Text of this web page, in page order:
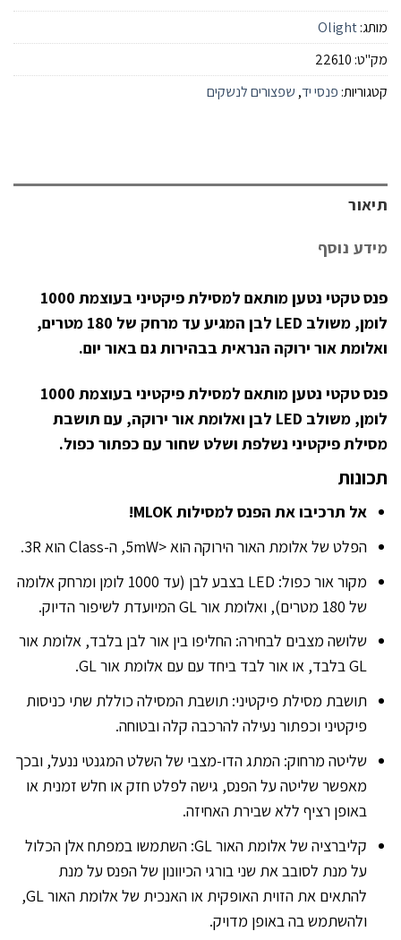
מותג:Olight
מק"ט: 22610
קטגוריות: פנסי יד, שפצורים לנשקים
תיאור
מידע נוסף
פנס טקטי נטען מותאם למסילת פיקטיני בעוצמת 1000
לומן, משולב LED לבן המגיע עד מרחק של 180 מטרים,
ואלומת אור ירוקה הנראית בבהירות גם באור יום.
פנס טקטי נטען מותאם למסילת פיקטיני בעוצמת 1000
לומן, משולב LED לבן ואלומת אור ירוקה, עם תושבת
מסילת פיקטיני נשלפת ושלט שחור עם כפתור כפול.
תכונות
אל תרכיבו את הפנס למסילות MLOK!
הפלט של אלומת האור הירוקה הוא <5mW, ה-Class הוא 3R.
מקור אור כפול: LED בצבע לבן (עד 1000 לומן ומרחק אלומה
של 180 מטרים), ואלומת אור GL המיועדת לשיפור הדיוק.
שלושה מצבים לבחירה: החליפו בין אור לבן בלבד, אלומת אור
GL בלבד, או אור לבד ביחד עם עם אלומת אור GL.
תושבת מסילת פיקטיני: תושבת המסילה כוללת שתי כניסות
פיקטיני וכפתור נעילה להרכבה קלה ובטוחה.
שליטה מרחוק: המתג הדו-מצבי של השלט המגנטי ננעל, ובכך
מאפשר שליטה על הפנס, גישה לפלט חזק או חלש זמנית או
באופן רציף ללא שבירת האחיזה.
קליברציה של אלומת האור GL: השתמשו במפתח אלן הכלול
על מנת לסובב את שני בורגי הכיוונון של הפנס על מנת
להתאים את הזוית האופקית או האנכית של אלומת האור GL,
ולהשתמש בה באופן מדויק.